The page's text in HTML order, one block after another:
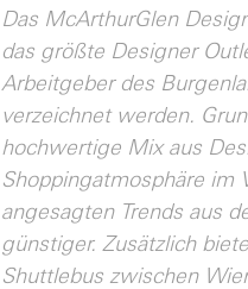
Das McArthurGlen
das größte Designer
Arbeitgeber des
verzeichnet werden.
hochwertige Mix aus
Shoppingatmosphäre im
angesagten Trends aus
günstiger. Zusätzlich
Shuttlebus zwischen